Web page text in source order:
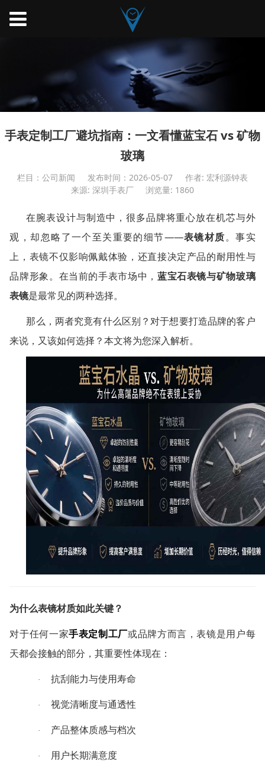
手表定制工厂避坑指南：一文看懂蓝宝石 vs 矿物
玻璃
栏目：公司新闻 发布时间：2026-05-07
作者: 宏利源钟表
来源: 深圳手表厂
浏览量: 1860
在腕表设计与制造中，很多品牌将重心放在机芯与外
观，却忽略了一个至关重要的细节——表镜材质。事实
上，表镜不仅影响佩戴体验，还直接决定产品的耐用性与
品牌形象。在当前的手表市场中， 蓝宝石表镜与矿物玻璃
表镜是最常见的两种选择。
那么，两者究竟有什么区别？对于想要打造品牌的客户
来说，又该如何选择？本文将为您深入解析。
为什么表镜材质如此关键？
对于任何一家手表定制工厂或品牌方而言，表镜是用户每
天都会接触的部分，其重要性体现在：
· 抗刮能力与使用寿命
· 视觉清晰度与通透性
· 产品整体质感与档次
· 用户长期满意度